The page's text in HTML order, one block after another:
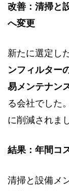
改善：清掃と
へ変更
新たに選定し
ンフィルター
易メンテナン
る会社でした
に削減されま
結果：年間コ
清掃と設備メ